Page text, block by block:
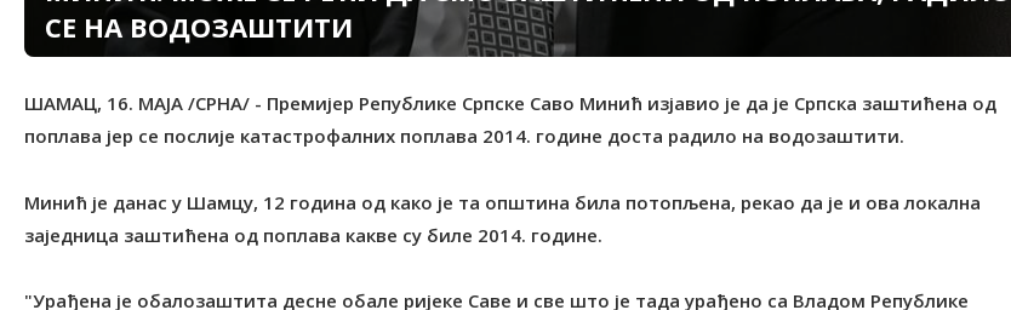
СЕ НА ВОДОЗАШТИТИ
ШАМАЦ, 16. МАЈА /СРНА/ - Премијер Републике Српске Саво Минић изјавио је да је Српска заштићена од
поплава јер се послије катастрофалних поплава 2014. године доста радило на водозаштити.
Минић је данас у Шамцу, 12 година од како је та општина била потопљена, рекао да је и ова локална
заједница заштићена од поплава какве су биле 2014. године.
"Урађена је обалозаштита десне обале ријеке Саве и све што је тада урађено са Владом Републике